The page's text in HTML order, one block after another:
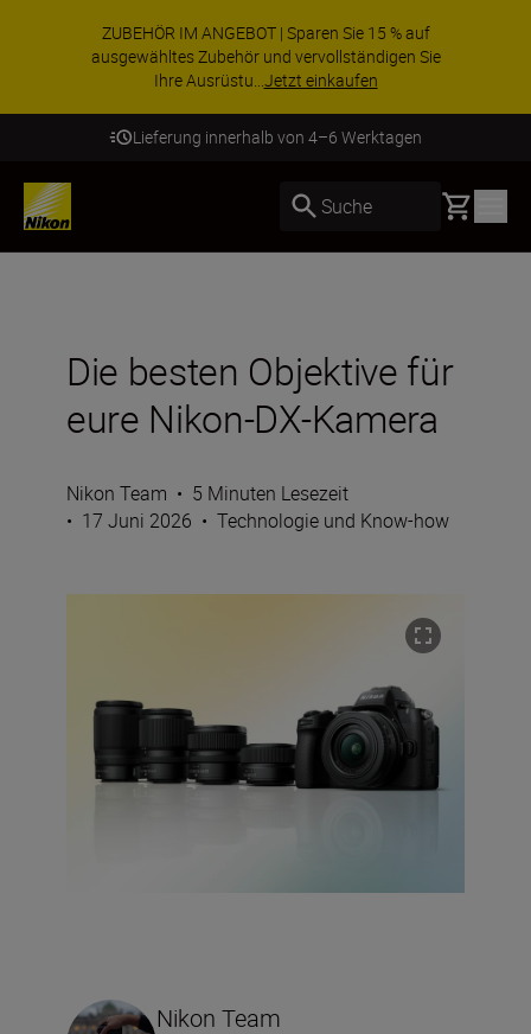
ZUBEHÖR IM ANGEBOT | Sparen Sie 15 % auf
ausgewähltes Zubehör und vervollständigen Sie
Ihre Ausrüstu...Jetzt einkaufen
Lieferung innerhalb von 4–6 Werktagen
Suche Basket
Die besten Objektive für
eure Nikon-DX-Kamera
Nikon Team • 5 Minuten Lesezeit
• 17 Juni 2026 • Technologie und Know-how
Nikon Team